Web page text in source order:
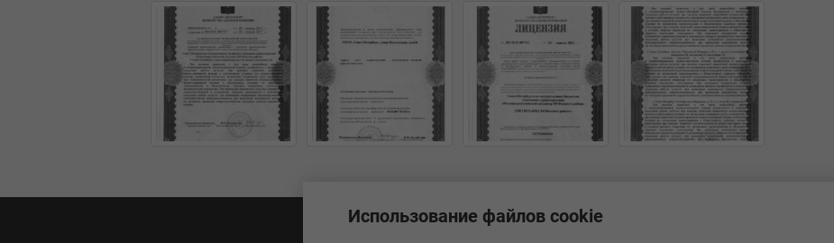
Использование файлов cookie